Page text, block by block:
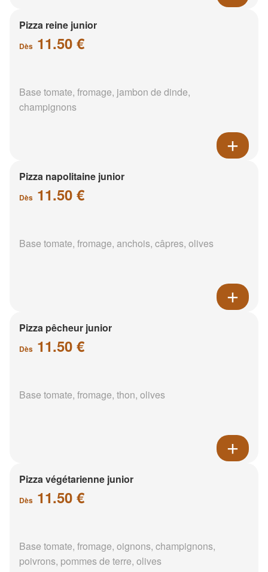
Pizza reine junior
Dès 11.50 €
Base tomate, fromage, jambon de dinde,
champignons
Pizza napolitaine junior
Dès 11.50 €
Base tomate, fromage, anchois, câpres, olives
Pizza pêcheur junior
Dès 11.50 €
Base tomate, fromage, thon, olives
Pizza végétarienne junior
Dès 11.50 €
Base tomate, fromage, oignons, champignons,
poivrons, pommes de terre, olives